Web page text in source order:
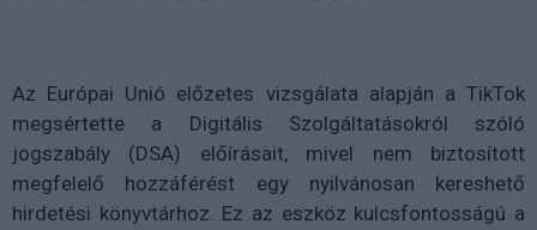
Az Európai Unió előzetes vizsgálata alapján a TikTok
megsértette a Digitális Szolgáltatásokról szóló
jogszabály (DSA) előírásait, mivel nem biztosított
megfelelő hozzáférést egy nyilvánosan kereshető
hirdetési könyvtárhoz. Ez az eszköz kulcsfontosságú a